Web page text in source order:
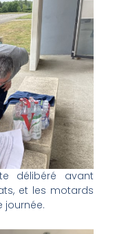
délibéré avant
et les motards
journée.